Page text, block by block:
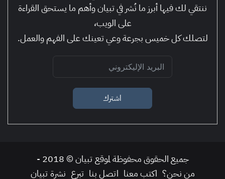
ننتقي لك فيها أبرز ما نُشر في تبيان وأهم ما يستحق القراءة
على الويب،
لتصلك كل خميس بجرعة وعي تعينك على الفهم والعمل.
اشترك
جميع الحقوق محفوظة لموقع تبيان © 2018 -
من نحن؟ اكتب معنا اتصل بنا تبرع نشرة تبيان